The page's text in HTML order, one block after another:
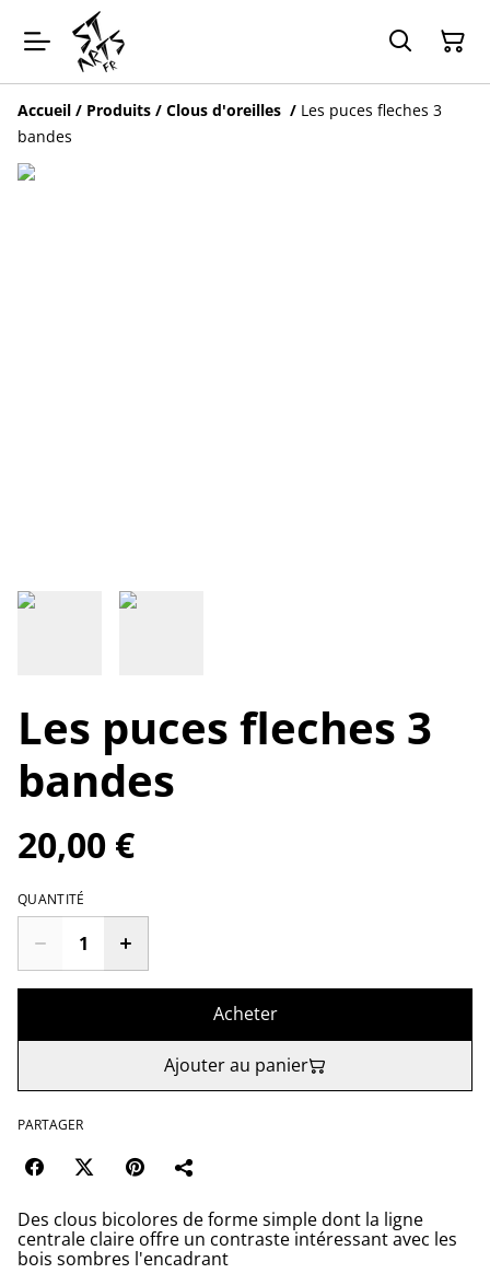
Accueil / Produits / Clous d'oreilles / Les puces fleches 3
bandes
Les puces fleches 3
bandes
20,00 €
QUANTITÉ
Acheter
Ajouter au panier
PARTAGER
Des clous bicolores de forme simple dont la ligne
centrale claire offre un contraste intéressant avec les
bois sombres l'encadrant